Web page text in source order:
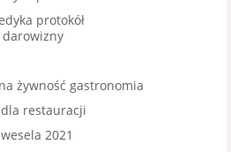
protokół
żywność gastronomia
restauracji
2021